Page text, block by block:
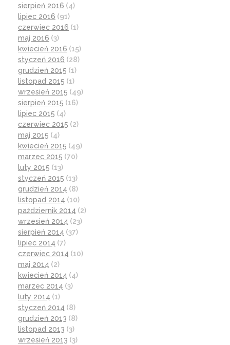
sierpień 2016 (4)
lipiec 2016 (91)
czerwiec 2016 (1)
maj 2016 (3)
kwiecień 2016 (15)
styczeń 2016 (28)
grudzień 2015 (1)
listopad 2015 (1)
wrzesień 2015 (49)
sierpień 2015 (16)
lipiec 2015 (4)
czerwiec 2015 (2)
maj 2015 (4)
kwiecień 2015 (49)
marzec 2015 (70)
luty 2015 (13)
styczeń 2015 (13)
grudzień 2014 (8)
listopad 2014 (10)
październik 2014 (2)
wrzesień 2014 (23)
sierpień 2014 (37)
lipiec 2014 (7)
czerwiec 2014 (10)
maj 2014 (2)
kwiecień 2014 (4)
marzec 2014 (3)
luty 2014 (1)
styczeń 2014 (8)
grudzień 2013 (8)
listopad 2013 (3)
wrzesień 2013 (3)